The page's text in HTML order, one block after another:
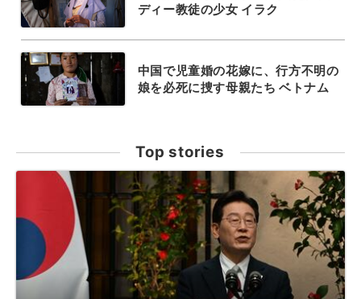
ディー教徒の少女 イラク
中国で児童婚の花嫁に、行方不明の
娘を必死に捜す母親たち ベトナム
Top stories